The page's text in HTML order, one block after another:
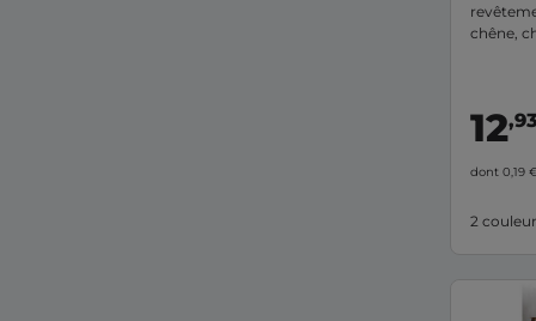
chêne,
12
dont 0,19 €
2